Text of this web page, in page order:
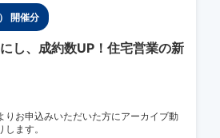
開催分
し、成約数UP！住宅営業の新
りお申込みいただいた方にアーカイブ動
ます。